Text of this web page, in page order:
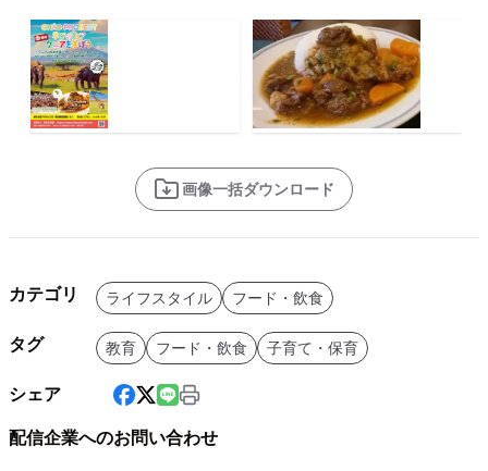
画像一括ダウンロード
カテゴリ ライフスタイル フード・飲食
タグ 教育 フード・飲食 子育て・保育
シェア
配信企業へのお問い合わせ